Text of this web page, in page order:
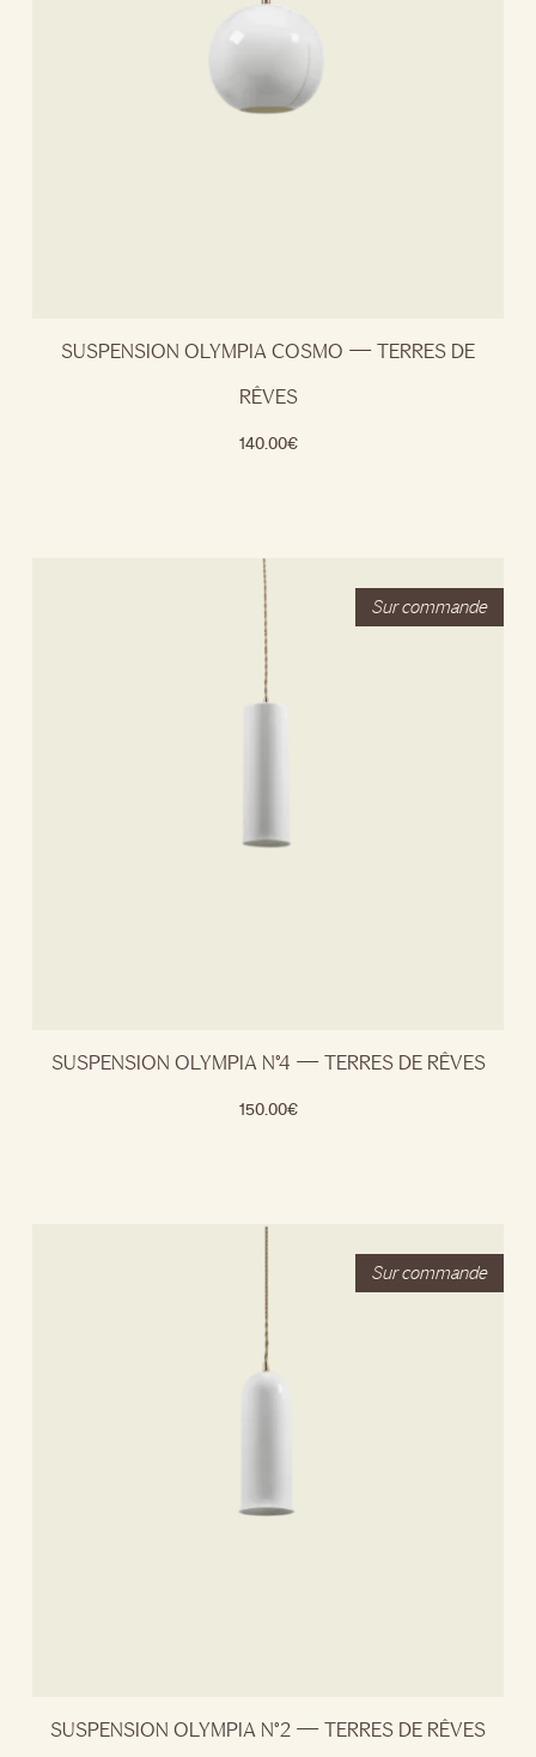
SUSPENSION OLYMPIA COSMO — TERRES DE
RÊVES
140.00€
SUSPENSION OLYMPIA N°4 — TERRES DE RÊVES
150.00€
SUSPENSION OLYMPIA N°2 — TERRES DE RÊVES